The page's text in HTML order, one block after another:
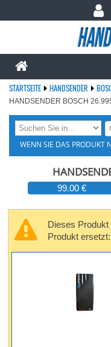
STARTSEITE HANDSENDER
HANDSENDER BOSCH
WENN SIE DAS PRODUKT
99.00 €
Dieses
Produkt ersetzt: